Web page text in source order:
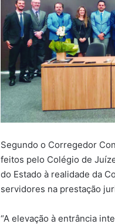
Segundo o Corregedor
feitos pelo Colégio de
do Estado à realidade da
servidores na prestação
“A elevação à entrância